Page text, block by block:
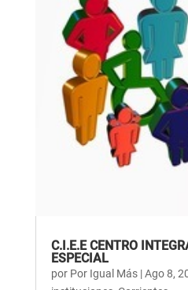
C.I.E.E CENTRO
ESPECIAL
por Por Igual Más|Ago 8,